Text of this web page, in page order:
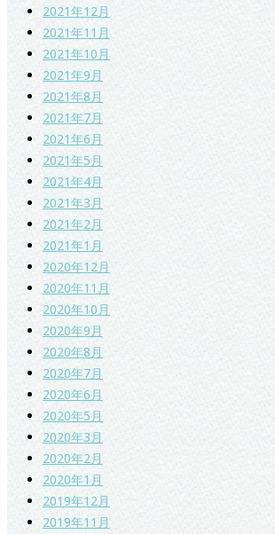
2021年12月
2021年11月
2021年10月
2021年9月
2021年8月
2021年7月
2021年6月
2021年5月
2021年4月
2021年3月
2021年2月
2021年1月
2020年12月
2020年11月
2020年10月
2020年9月
2020年8月
2020年7月
2020年6月
2020年5月
2020年3月
2020年2月
2020年1月
2019年12月
2019年11月